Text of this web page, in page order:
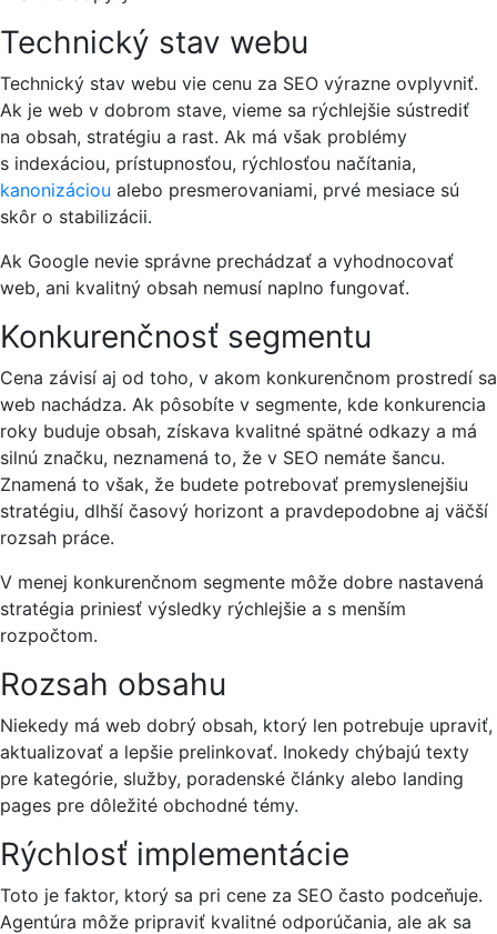
Technický stav webu
Technický stav webu vie cenu za SEO výrazne ovplyvniť.
Ak je web v dobrom stave, vieme sa rýchlejšie sústrediť
na obsah, stratégiu a rast. Ak má však problémy
s indexáciou, prístupnosťou, rýchlosťou načítania,
kanonizáciou alebo presmerovaniami, prvé mesiace sú
skôr o stabilizácii.
Ak Google nevie správne prechádzať a vyhodnocovať
web, ani kvalitný obsah nemusí naplno fungovať.
Konkurenčnosť segmentu
Cena závisí aj od toho, v akom konkurenčnom prostredí sa
web nachádza. Ak pôsobíte v segmente, kde konkurencia
roky buduje obsah, získava kvalitné spätné odkazy a má
silnú značku, neznamená to, že v SEO nemáte šancu.
Znamená to však, že budete potrebovať premyslenejšiu
stratégiu, dlhší časový horizont a pravdepodobne aj väčší
rozsah práce.
V menej konkurenčnom segmente môže dobre nastavená
stratégia priniesť výsledky rýchlejšie a s menším
rozpočtom.
Rozsah obsahu
Niekedy má web dobrý obsah, ktorý len potrebuje upraviť,
aktualizovať a lepšie prelinkovať. Inokedy chýbajú texty
pre kategórie, služby, poradenské články alebo landing
pages pre dôležité obchodné témy.
Rýchlosť implementácie
Toto je faktor, ktorý sa pri cene za SEO často podceňuje.
Agentúra môže pripraviť kvalitné odporúčania, ale ak sa